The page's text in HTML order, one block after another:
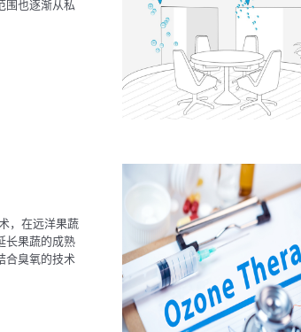
围也逐渐从私
，在远洋果蔬
长果蔬的成熟
合臭氧的技术